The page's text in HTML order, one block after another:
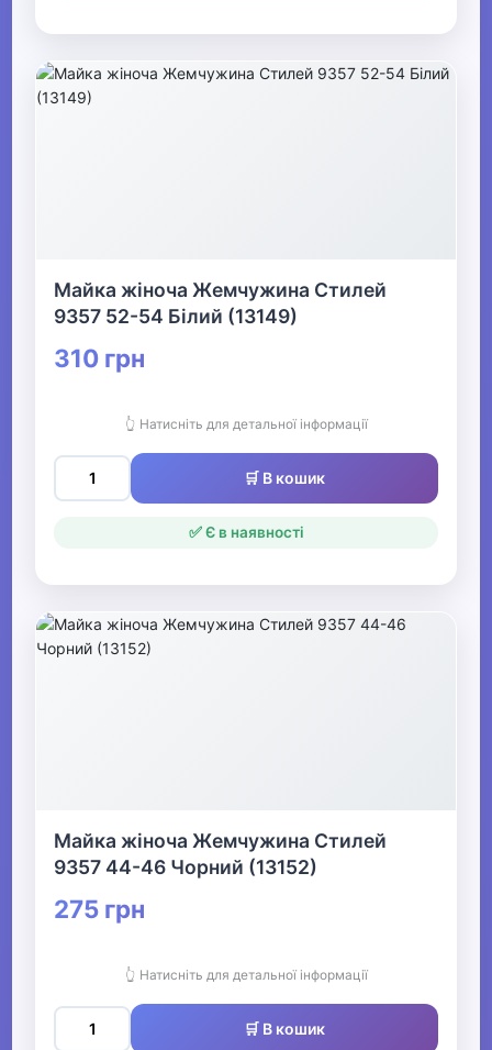
Майка жіноча Жемчужина Стилей
9357 52-54 Білий (13149)
310 грн
👆 Натисніть для детальної інформації
🛒 В кошик
✅ Є в наявності
Майка жіноча Жемчужина Стилей
9357 44-46 Чорний (13152)
275 грн
👆 Натисніть для детальної інформації
🛒 В кошик